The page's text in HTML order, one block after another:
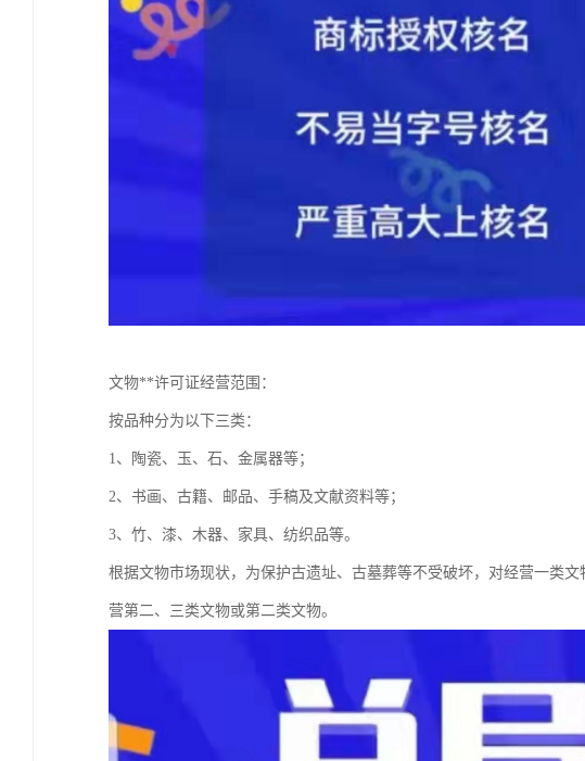
文物**许可证经营范围：
按品种分为以下三类：
1、陶瓷、玉、石、金属器等；
2、书画、古籍、邮品、手稿及文献资料等；
3、竹、漆、木器、家具、纺织品等。
根据文物市场现状，为保护古遗址、古墓葬等不受破坏，对经营一类
营第二、三类文物或第二类文物。